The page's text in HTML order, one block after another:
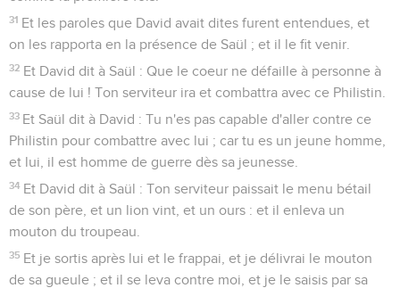
31 Et les paroles que David avait dites furent entendues, et
on les rapporta en la présence de Saül ; et il le fit venir.
32 Et David dit à Saül : Que le coeur ne défaille à personne à
cause de lui ! Ton serviteur ira et combattra avec ce Philistin.
33 Et Saül dit à David : Tu n'es pas capable d'aller contre ce
Philistin pour combattre avec lui ; car tu es un jeune homme,
et lui, il est homme de guerre dès sa jeunesse.
34 Et David dit à Saül : Ton serviteur paissait le menu bétail
de son père, et un lion vint, et un ours : et il enleva un
mouton du troupeau.
35 Et je sortis après lui et le frappai, et je délivrai le mouton
de sa gueule ; et il se leva contre moi, et je le saisis par sa